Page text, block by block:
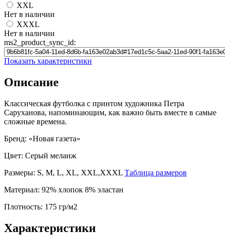
XXL
Нет в наличии
XXXL
Нет в наличии
ms2_product_sync_id:
Показать характеристики
Описание
Классическая футболка с принтом художника Петра
Саруханова, напоминающим, как важно быть вместе в самые
сложные времена.
Бренд: «Новая газета»
Цвет: Серый меланж
Размеры: S, M, L, XL, XXL,XXXL Таблица размеров
Материал: 92% хлопок 8% эластан
Плотность: 175 гр/м2
Характеристики